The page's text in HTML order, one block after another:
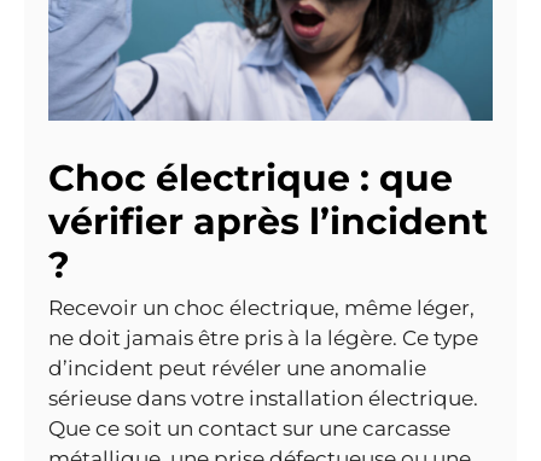
Choc électrique : que
vérifier après l’incident
?
Recevoir un choc électrique, même léger,
ne doit jamais être pris à la légère. Ce type
d’incident peut révéler une anomalie
sérieuse dans votre installation électrique.
Que ce soit un contact sur une carcasse